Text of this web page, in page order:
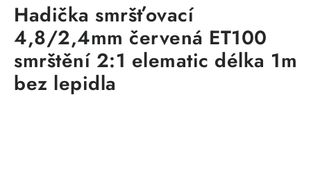
Kontakty
VYTÁPĚNÍ
Hadička smršťovací
4,8/2,4mm červená ET100
smrštění 2:1 elematic délka 1m
bez lepidla